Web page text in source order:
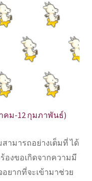
คม-12 กุมภาพันธ์)
ามารถอย่างเต็มที่ ได้
องขอเกิดจากความมี
ยากที่จะเข้ามาช่วย